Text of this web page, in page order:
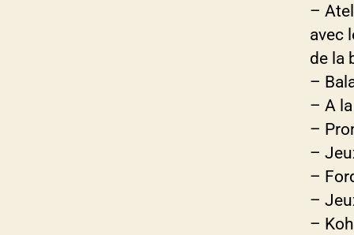
–
avec
de la
–
– A
–
–
–
–
–